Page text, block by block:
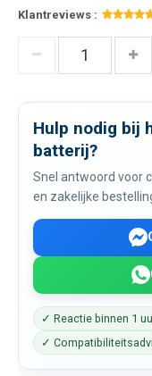
Klantreviews :
Hulp nodig bij
batterij?
Snel antwoord voor
en zakelijke
✓ Reactie binnen 1
✓